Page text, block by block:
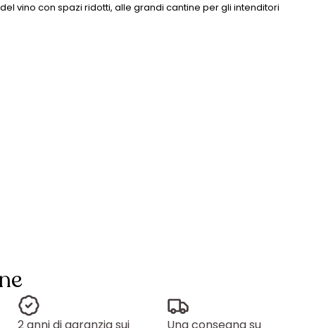
vino con spazi ridotti, alle grandi cantine per gli intenditori